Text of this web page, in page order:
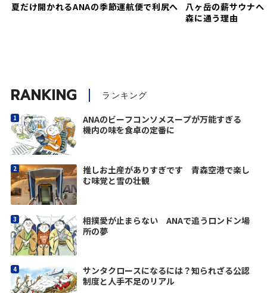
夏だけ開かれるANAの季節運航便で利尻へ
八ヶ岳の薪サウナ
森に通う理由
RANKING ランキング
ANAのビーフコンソメスープが万能すぎる
機内の味を食卓の定番に
推しお土産がありすぎです 青森空港で楽し
む味覚と雪の壮観
相撲愛が止まらない ANAで追うロンドン場
所の夢
サンタクロースになるには？知られざる公認
制度と人手不足のリアル